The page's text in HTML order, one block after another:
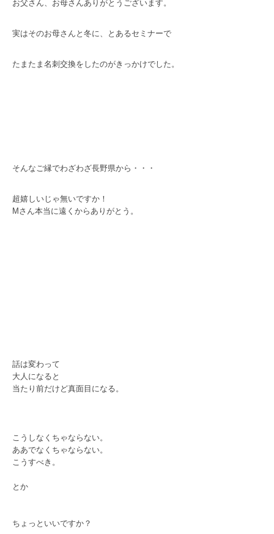
お父さん、お母さんありがとうございます。
実はそのお母さんと冬に、とあるセミナーで
たまたま名刺交換をしたのがきっかけでした。
そんなご縁でわざわざ長野県から・・・
超嬉しいじゃ無いですか！
Mさん本当に遠くからありがとう。
話は変わって
大人になると
当たり前だけど真面目になる。
こうしなくちゃならない。
ああでなくちゃならない。
こうすべき。
とか
ちょっといいですか？